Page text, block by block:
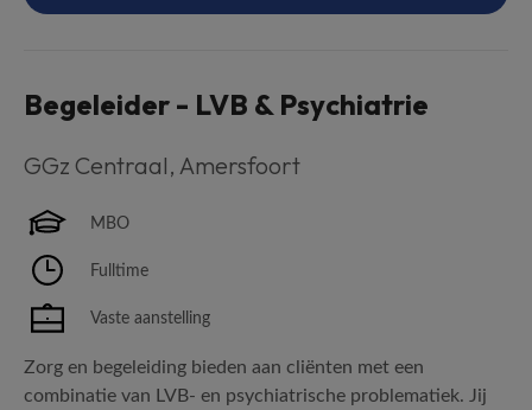
Begeleider - LVB & Psychiatrie
GGz Centraal, Amersfoort
MBO
Fulltime
Vaste aanstelling
Zorg en begeleiding bieden aan cliënten met een
combinatie van LVB- en psychiatrische problematiek. Jij